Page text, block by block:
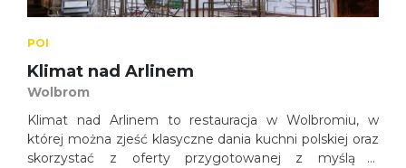
POI
Klimat nad Arlinem
Wolbrom
Klimat nad Arlinem to restauracja w Wolbromiu, w
której można zjeść klasyczne dania kuchni polskiej oraz
skorzystać z oferty przygotowanej z myślą o